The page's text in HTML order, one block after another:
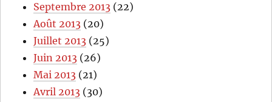
Septembre 2013 (22)
Août 2013 (20)
Juillet 2013 (25)
Juin 2013 (26)
Mai 2013 (21)
Avril 2013 (30)